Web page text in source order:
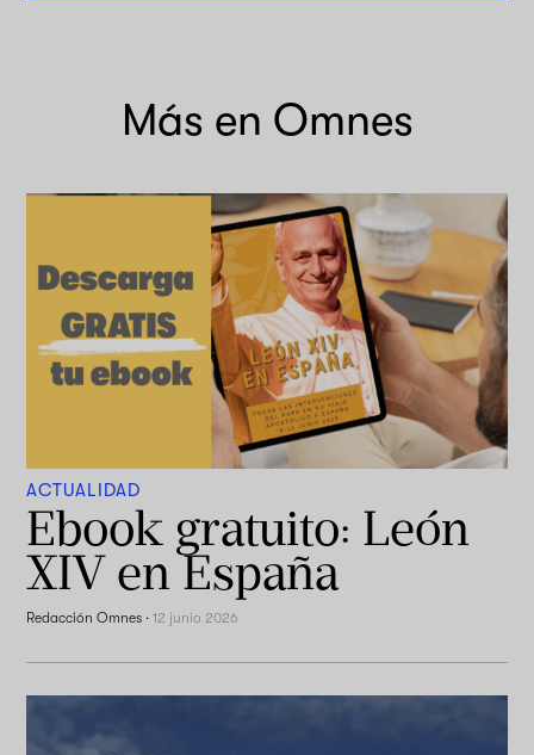
Más en Omnes
ACTUALIDAD
Ebook gratuito: León
XIV en España
Redacción Omnes ·12 junio 2026